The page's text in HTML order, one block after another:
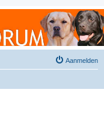
Aanmelden